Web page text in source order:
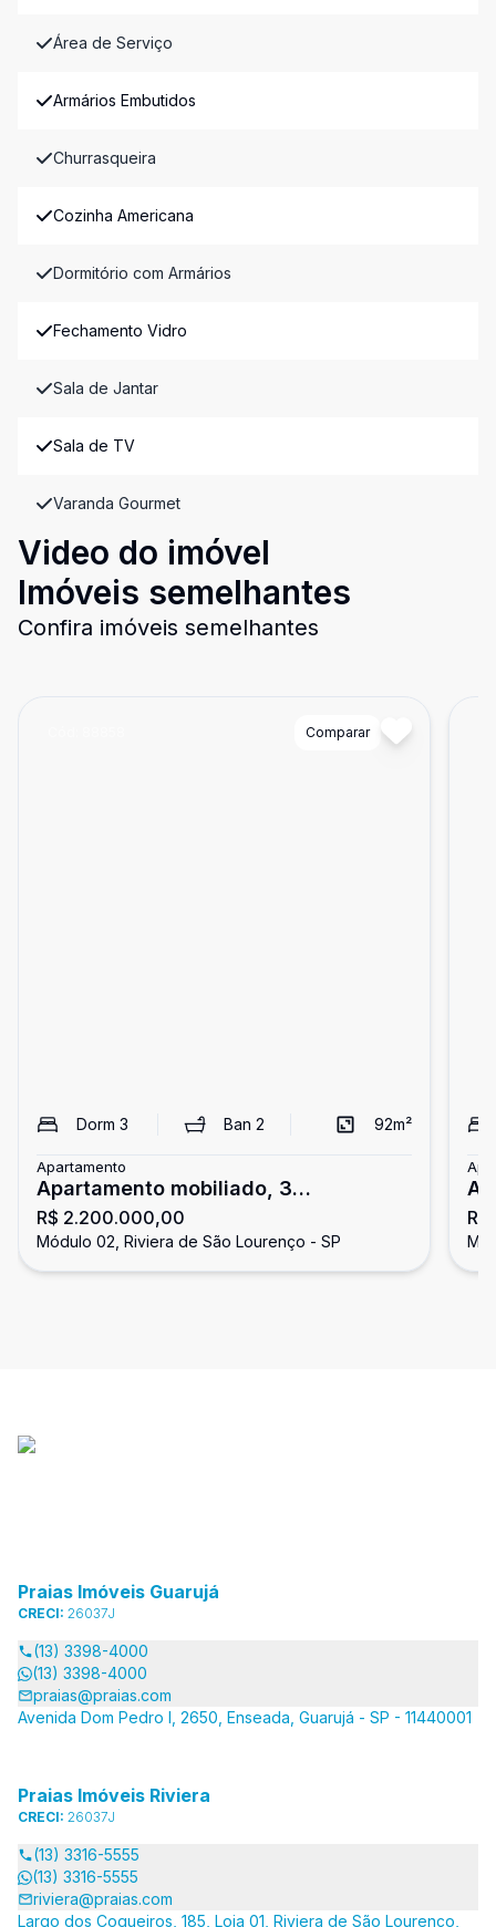
Área de Serviço
Armários Embutidos
Churrasqueira
Cozinha Americana
Dormitório com Armários
Fechamento Vidro
Sala de Jantar
Sala de TV
Varanda Gourmet
Video do imóvel
Imóveis semelhantes
Confira imóveis semelhantes
Comparar
Dorm 3 Ban2 92m²
Apartamento
Apartamento mobiliado, 3
dormitórios, Riviera de São Lourenço
R$ 2.200.000,00
Módulo 02, Riviera de São Lourenço - SP
Praias Imóveis Guarujá
CRECI: 26037J
(13) 3398-4000
(13) 3398-4000
praias@praias.com
Avenida Dom Pedro I, 2650, Enseada, Guarujá - SP - 11440001
Praias Imóveis Riviera
CRECI: 26037J
(13) 3316-5555
(13) 3316-5555
riviera@praias.com
Largo dos Coqueiros, 185, Loja 01, Riviera de São Lourenço,